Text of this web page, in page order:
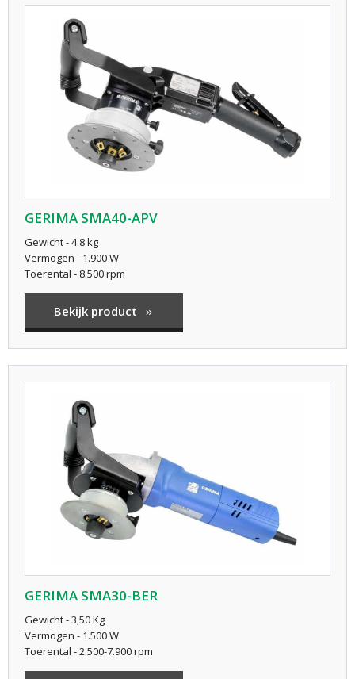
GERIMA SMA40-APV
Gewicht - 4.8 kg
Vermogen - 1.900 W
Toerental - 8.500 rpm
Bekijk product
GERIMA SMA30-BER
Gewicht - 3,50 Kg
Vermogen - 1.500 W
Toerental - 2.500-7.900 rpm